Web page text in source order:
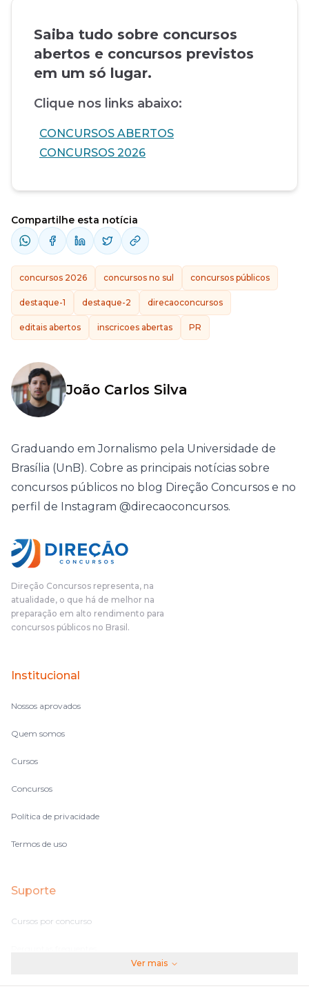
Saiba tudo sobre concursos
abertos e concursos previstos
em um só lugar.
Clique nos links abaixo:
CONCURSOS ABERTOS
CONCURSOS 2026
Compartilhe esta notícia
concursos 2026 concursos no sul concursos públicos
destaque-1 destaque-2 direcaoconcursos
editais abertos inscricoes abertas PR
João Carlos Silva
Graduando em Jornalismo pela Universidade de
Brasília (UnB). Cobre as principais notícias sobre
concursos públicos no blog Direção Concursos e no
perfil de Instagram @direcaoconcursos.
Direção Concursos representa, na
atualidade, o que há de melhor na
preparação em alto rendimento para
concursos públicos no Brasil.
Institucional
Nossos aprovados
Quem somos
Cursos
Concursos
Política de privacidade
Termos de uso
Suporte
Cursos por concurso
Ver mais